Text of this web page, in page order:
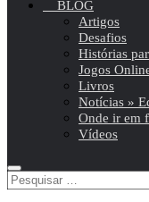
BLOG
Artigos
Desafios
Histórias
Jogos
Livros
Notícias »
Onde ir em
Vídeos
Pesquisar
por: